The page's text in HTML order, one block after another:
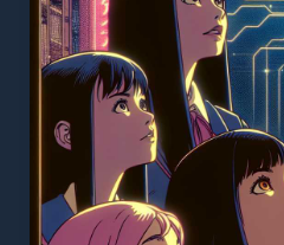
необходимая
информация
для
новичков